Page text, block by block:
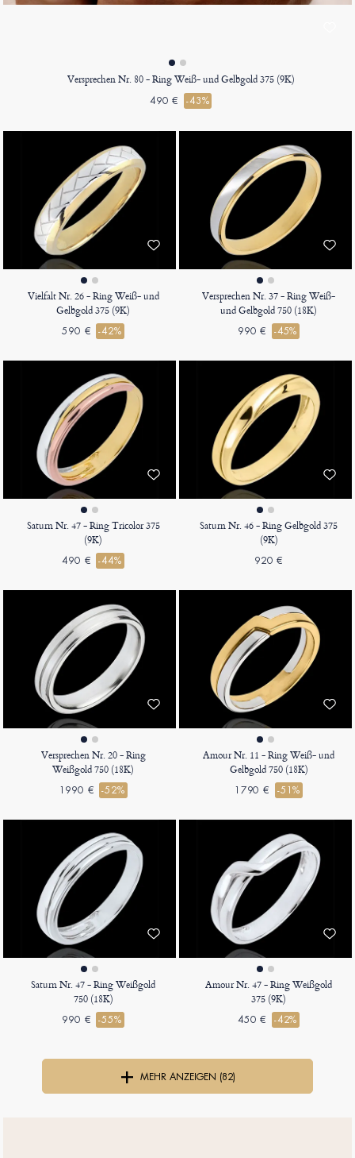
Versprechen Nr. 80 - Ring Weiß- und Gelbgold 375 (9K)
490 € -43%
Vielfalt Nr. 26 - Ring Weiß- und
Gelbgold 375 (9K)
590 € -42%
Versprechen Nr. 37 - Ring Weiß-
und Gelbgold 750 (18K)
990 € -45%
Saturn Nr. 47 - Ring Tricolor 375
(9K)
490 € -44%
Saturn Nr. 46 - Ring Gelbgold 375
(9K)
920 €
Versprechen Nr. 20 - Ring
Weißgold 750 (18K)
1990 € -52%
Amour Nr. 11 - Ring Weiß- und
Gelbgold 750 (18K)
1790 € -51%
Saturn Nr. 47 - Ring Weißgold
750 (18K)
990 € -55%
Amour Nr. 47 - Ring Weißgold
375 (9K)
450 € -42%
MEHR ANZEIGEN (82)